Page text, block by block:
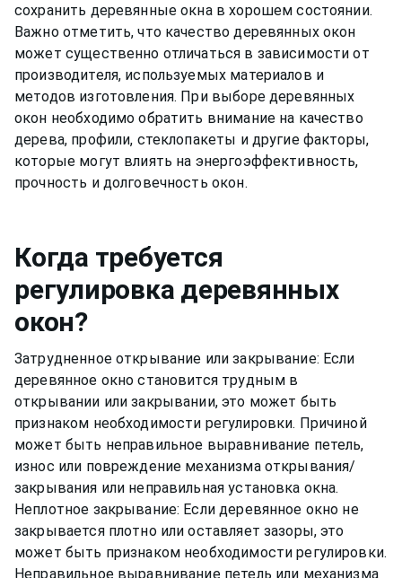
сохранить деревянные окна в хорошем состоянии.
Важно отметить, что качество деревянных окон
может существенно отличаться в зависимости от
производителя, используемых материалов и
методов изготовления. При выборе деревянных
окон необходимо обратить внимание на качество
дерева, профили, стеклопакеты и другие факторы,
которые могут влиять на энергоэффективность,
прочность и долговечность окон.
Когда требуется
регулировка деревянных
окон?
Затрудненное открывание или закрывание: Если
деревянное окно становится трудным в
открывании или закрывании, это может быть
признаком необходимости регулировки. Причиной
может быть неправильное выравнивание петель,
износ или повреждение механизма открывания/
закрывания или неправильная установка окна.
Неплотное закрывание: Если деревянное окно не
закрывается плотно или оставляет зазоры, это
может быть признаком необходимости регулировки.
Неправильное выравнивание петель или механизма